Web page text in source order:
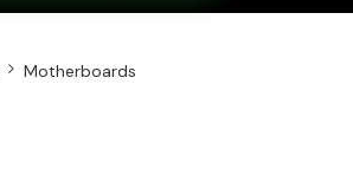
Motherboards